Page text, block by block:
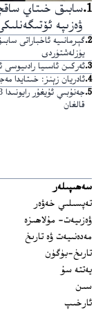
1
.سابىق خىتاي
ۋەزىپە
2
.گېرمانىيە ئاخباراتى
يۈزلەشتۈردى
3
.ئەركىن ئاسىيا رادىيوسى
4
.ئادريان زېنز: خىتايدا
5
.
قالغان
سەھىپىلەر
تەپسىلىي خەۋەر
ۋەزىيەت- مۇلاھىزە
مەدەنىيەت ۋە تارىخ
تارىخ-بۈگۈن
يەتتە سۇ
سىن
ئارخىپ